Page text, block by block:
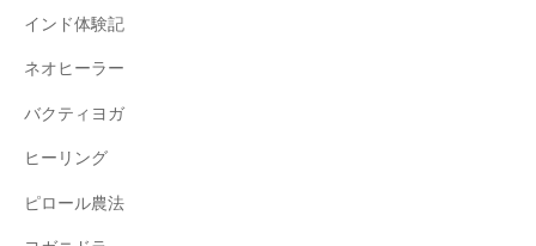
インド体験記
ネオヒーラー
バクティヨガ
ヒーリング
ピロール農法